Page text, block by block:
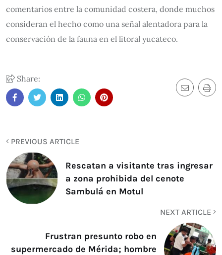
comentarios entre la comunidad costera, donde muchos
consideran el hecho como una señal alentadora para la
conservación de la fauna en el litoral yucateco.
Share:
PREVIOUS ARTICLE
Rescatan a visitante tras ingresar
a zona prohibida del cenote
Sambulá en Motul
NEXT ARTICLE
Frustran presunto robo en
supermercado de Mérida; hombre